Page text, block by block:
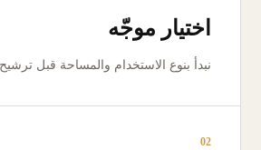
اختيار موجّه
نبدأ بنوع الاستخدام والمساحة قبل ترشيح
02